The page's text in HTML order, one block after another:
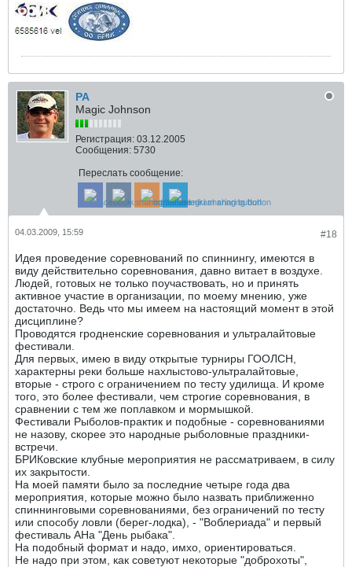
РА
Magic Johnson
Регистрация: 03.12.2005
Сообщения: 5730
Переслать сообщение:
#18
04.03.2009, 15:59
Идея проведение соревнований по спиннингу, имеются в
виду действительно соревнования, давно витает в воздухе.
Людей, готовых не только поучаствовать, но и принять
активное участие в организации, по моему мнению, уже
достаточно. Ведь что мы имеем на настоящий момент в этой
дисциплине?
Проводятся гродненские соревнования и ультралайтовые
фестивали.
Для первых, имею в виду открытые турниры ГООЛСН,
характерны реки больше нахлыстово-ультралайтовые,
вторые - строго с ограничением по тесту удилища. И кроме
того, это более фестивали, чем строгие соревнования, в
сравнении с тем же поплавком и мормышкой.
Фестивали Рыболов-практик и подобные - соревнованиями
не назову, скорее это народные рыболовные праздники-
встречи.
БРИКовские клубные мероприятия не рассматриваем, в силу
их закрытости.
На моей памяти было за последние четыре года два
мероприятия, которые можно было назвать приближенно
спиннинговыми соревнованиями, без ограничений по тесту
или способу ловли (берег-лодка), - "Воблериада" и первый
фестиваль АНа "День рыбака".
На подобный формат и надо, имхо, ориентироваться.
Не надо при этом, как советуют некоторые "доброхоты",